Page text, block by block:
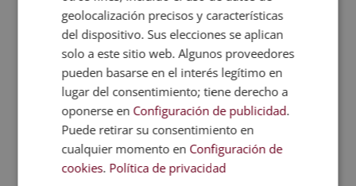
En cuanto a lo menos favorable, destaca que no es
mejor lenguaje para desarrollar páginas web
Tampoco es demasiado amigable si se desea
trabajar con bases de datos y es más pesado que
otros lenguajes.
Otros lenguajes de
programación
Además de estos ocho lenguajes, que son los más
geolocalización precisos y características
del dispositivo. Sus elecciones se aplican
solo a este sitio web. Algunos proveedores
pueden basarse en el interés legítimo en
lugar del consentimiento; tiene derecho a
oponerse en Configuración de publicidad.
Puede retirar su consentimiento en
cualquier momento en Configuración de
cookies. Política de privacidad